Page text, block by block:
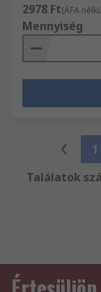
2978 Ft(ÁFA
Mennyiség
1
Találatok